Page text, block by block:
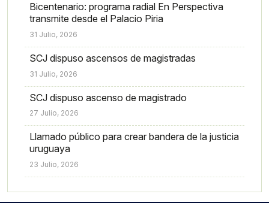
Bicentenario: programa radial En Perspectiva
transmite desde el Palacio Piria
31 Julio, 2026
SCJ dispuso ascensos de magistradas
31 Julio, 2026
SCJ dispuso ascenso de magistrado
27 Julio, 2026
Llamado público para crear bandera de la justicia
uruguaya
23 Julio, 2026